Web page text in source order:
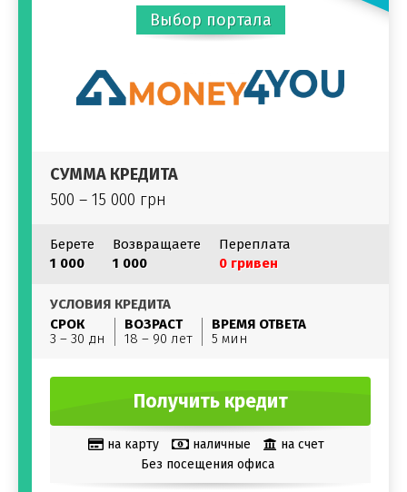
Выбор портала
СУММА КРЕДИТА
500 – 15 000 грн
Берете
1 000
Возвращаете
1 000
Переплата
0 гривен
УСЛОВИЯ КРЕДИТА
СРОК
3 – 30 дн
ВОЗРАСТ
18 – 90 лет
ВРЕМЯ ОТВЕТА
5 мин
Получить кредит
на карту наличные
на счет
Без посещения офиса